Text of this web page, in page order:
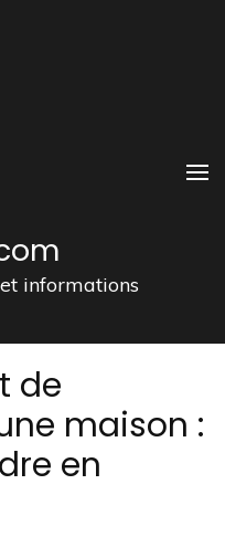
informations
de
maison :
en